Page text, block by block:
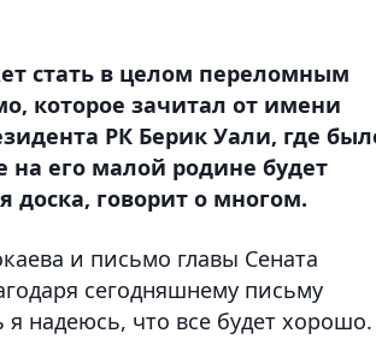
стать в целом переломным
которое зачитал от имени
РК Берик Уали, где
на его малой родине будет
доска, говорит о многом.
и письмо главы Сената
сегодняшнему письму
надеюсь, что все будет хорошо.